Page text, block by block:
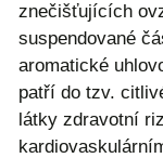
znečišťujících
suspendované
aromatické
patří do tzv.
látky zdravotní